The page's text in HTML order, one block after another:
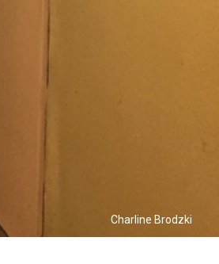
Charline Brodzki